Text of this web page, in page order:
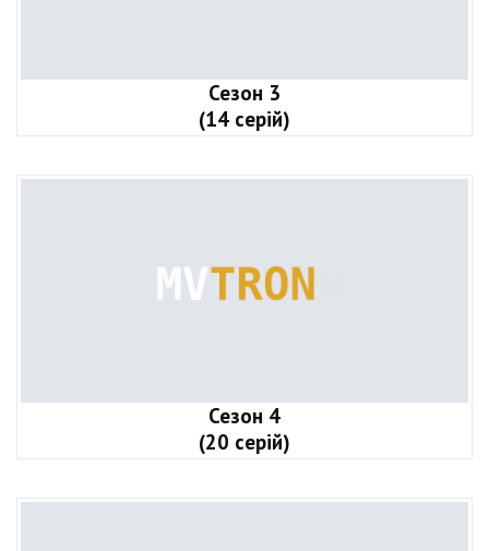
Сезон 3
(14 серій)
Сезон 4
(20 серій)